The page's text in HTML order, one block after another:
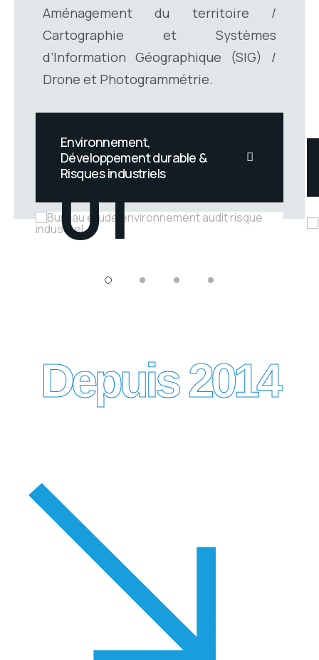
Aménagement du territoire /
Cartographie et Systèmes
d’Information Géographique (SIG) /
Drone et Photogrammétrie.
01
Environnement,
Développement durable &
Risques industriels
prendre en compte l'impact
environnemental et les risques
Celles-ci peuvent entraîner des
primordial de les identifier et de
les maîtriser pour préserver
l’environnement.
Depuis 2014